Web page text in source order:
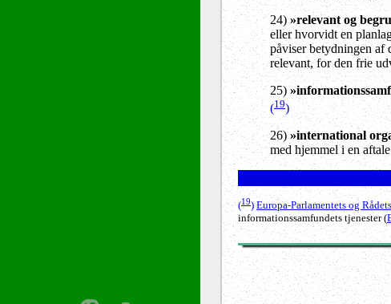
24) »relevant og
eller hvorvidt en
påviser betydningen af
relevant, for den frie
25)
(19)
26)»international
med hjemmel i en
(19) Europa-Parlamentets og
informationssamfundets tjenester (